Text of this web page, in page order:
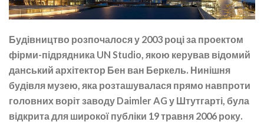
Будівництво розпочалося у 2003 році за проектом
фірми-підрядника UN Studio, якою керував відомий
данський архітектор Бен ван Беркель. Нинішня
будівля музею, яка розташувалася прямо навпроти
головних воріт заводу Daimler AG у Штутгарті, була
відкрита для широкої публіки 19 травня 2006 року.